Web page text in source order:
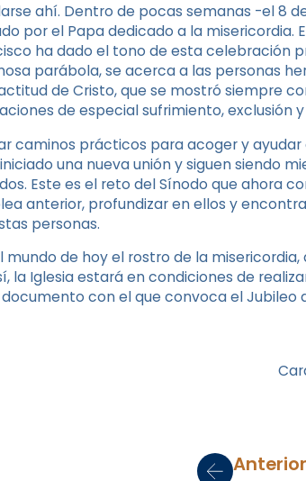
ahí. Dentro de pocas semanas -el 8
por el Papa dedicado a la misericordia.
ha dado el tono de esta celebración
parábola, se acerca a las personas
de Cristo, que se mostró siempre
de especial sufrimiento, exclusión
caminos prácticos para acoger y
una nueva unión y siguen siendo
Este es el reto del Sínodo que ahora
anterior, profundizar en ellos y
personas.
de hoy el rostro de la misericordia,
la Iglesia estará en condiciones de
con el que convoca el Jubileo
Anterior